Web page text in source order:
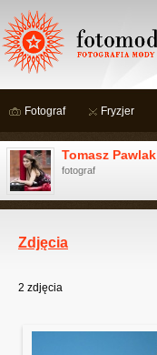
Fotograf Fryzjer
Tomasz Pawlak
fotograf
Zdjęcia
2 zdjęcia